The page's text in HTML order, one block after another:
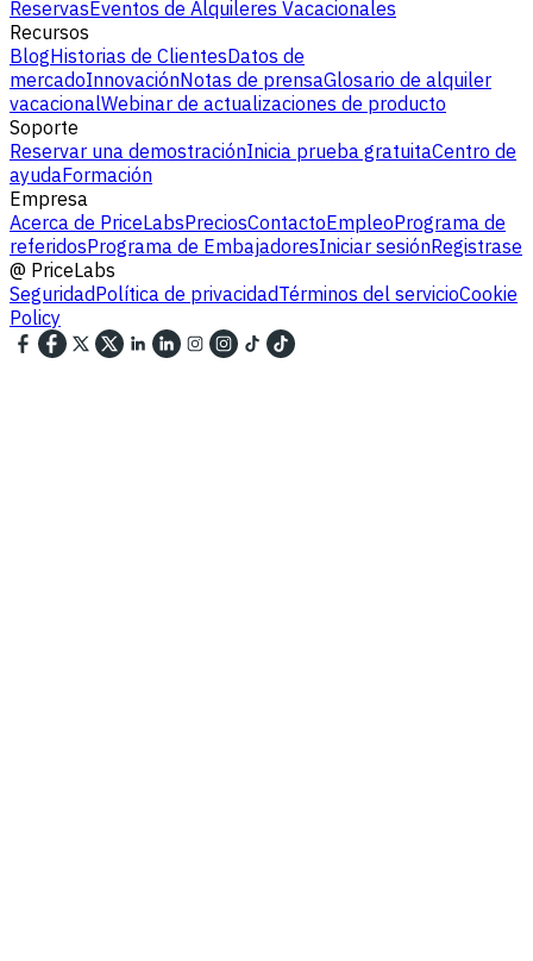
ReservasEventos de Alquileres Vacacionales
Recursos
BlogHistorias de ClientesDatos de
mercadoInnovaciónNotas de prensaGlosario de alquiler
vacacionalWebinar de actualizaciones de producto
Soporte
Reservar una demostraciónInicia prueba gratuitaCentro de
ayudaFormación
Empresa
Acerca de PriceLabsPreciosContactoEmpleoPrograma de
referidosPrograma de EmbajadoresIniciar sesiónRegistrase
@ PriceLabs
SeguridadPolítica de privacidadTérminos del servicioCookie
Policy